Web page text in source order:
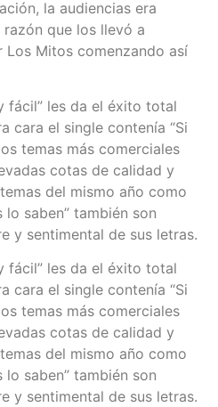
la audiencias era
que los llevó a
Los Mitos comenzando así
fácil” les da el éxito total
cara el single contenía “Si
temas más comerciales
cotas de calidad y
del mismo año como
lo saben” también son
y sentimental de sus letras.
fácil” les da el éxito total
cara el single contenía “Si
temas más comerciales
cotas de calidad y
del mismo año como
lo saben” también son
y sentimental de sus letras.